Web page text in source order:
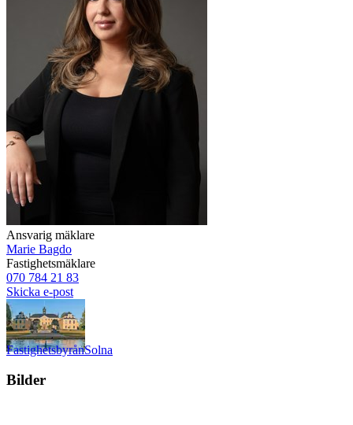
Ansvarig mäklare
Marie Bagdo
Fastighetsmäklare
070 784 21 83
Skicka e-post
FastighetsbyrånSolna
Bilder